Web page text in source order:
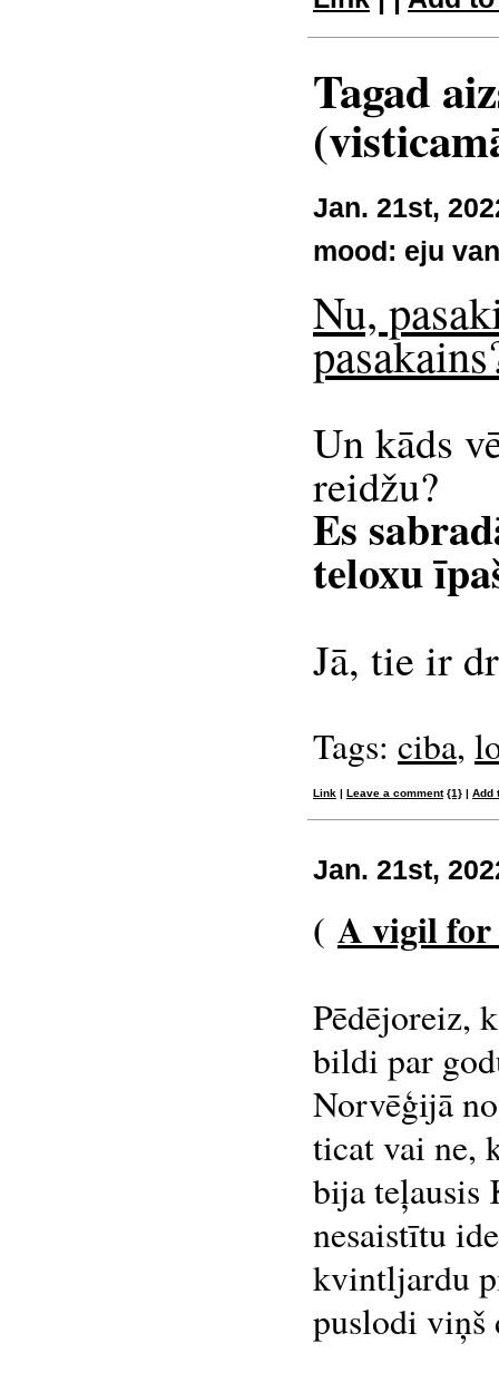
Tagad
Jan. 21st,
mood: eju
Nu,
Un kāds
reidžu?
Es
teloxu
Jā, tie ir
Tags: ciba,
Link | Leave a comment {1} | Add
Jan. 21st,
( A vigil for
Pēdējoreiz,
bildi par
Norvēģijā
ticat vai ne,
bija
nesaistītu
kvintljardu
puslodi viņš